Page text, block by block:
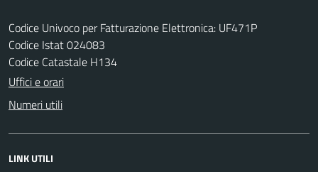
Codice Univoco per Fatturazione Elettronica: UF471P
Codice Istat 024083
Codice Catastale H134
Uffici e orari
Numeri utili
LINK UTILI